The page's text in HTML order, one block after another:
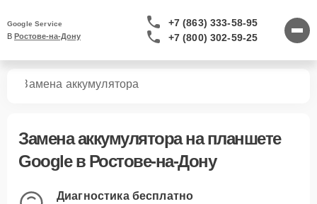
Google Service
В Ростове-на-Дону
+7 (863) 333-58-95
+7 (800) 302-59-25
Замена аккумулятора
Замена аккумуляторана планшете
Google в Ростове-на-Дону
Диагностика бесплатно